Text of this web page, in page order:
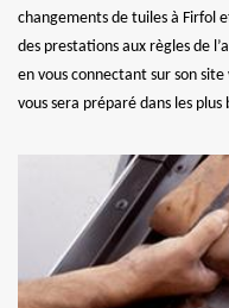
changements de tuiles à Firfol
des prestations aux règles de
en vous connectant sur son
vous sera préparé dans les plus